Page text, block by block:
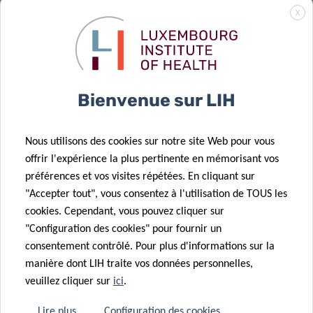
Un soutien
important à la
recherche sur
pour renforcer
la recherche
au LIH
02 Fév 2021
Former la
génération de
scientifiques
translationnels
14 Jan 2021
Les
chercheurs du
retournent au
laboratoire » !
11 Déc 2020
10 Déc 2020
Des
transfrontalières
28 Sep 2020
soutient le
X
Bienvenue sur LIH
Nous utilisons des cookies sur notre site Web pour vous
offrir l'expérience la plus pertinente en mémorisant vos
préférences et vos visites répétées. En cliquant sur
"Accepter tout", vous consentez à l'utilisation de TOUS les
cookies. Cependant, vous pouvez cliquer sur
"Configuration des cookies" pour fournir un
consentement contrôlé. Pour plus d'informations sur la
manière dont LIH traite vos données personnelles,
veuillez cliquer sur ici.